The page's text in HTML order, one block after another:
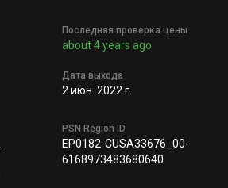
Последняя проверка цены
about 4 years ago
Дата выхода
2 июн. 2022 г.
PSN Region ID
EP0182-CUSA33676_00-
6168973483680640